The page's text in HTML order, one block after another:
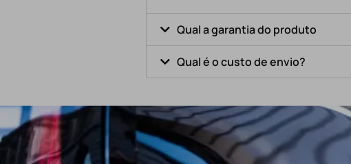
Qual a garantia do produto
Qual é o custo de envio?